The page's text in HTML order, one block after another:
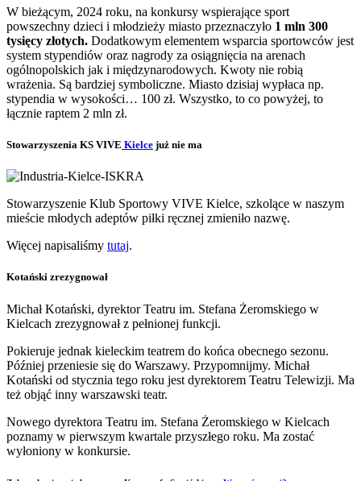
W bieżącym, 2024 roku, na konkursy wspierające sport
powszechny dzieci i młodzieży miasto przeznaczyło 1 mln 300
tysięcy złotych. Dodatkowym elementem wsparcia sportowców jest
system stypendiów oraz nagrody za osiągnięcia na arenach
ogólnopolskich jak i międzynarodowych. Kwoty nie robią
wrażenia. Są bardziej symboliczne. Miasto dzisiaj wypłaca np.
stypendia w wysokości… 100 zł. Wszystko, to co powyżej, to
łącznie raptem 2 mln zł.
Stowarzyszenia KS VIVE Kielce już nie ma
Stowarzyszenie Klub Sportowy VIVE Kielce, szkolące w naszym
mieście młodych adeptów piłki ręcznej zmieniło nazwę.
Więcej napisaliśmy tutaj.
Kotański zrezygnował
Michał Kotański, dyrektor Teatru im. Stefana Żeromskiego w
Kielcach zrezygnował z pełnionej funkcji.
Pokieruje jednak kieleckim teatrem do końca obecnego sezonu.
Później przeniesie się do Warszawy. Przypomnijmy. Michał
Kotański od stycznia tego roku jest dyrektorem Teatru Telewizji. Ma
też objąć inny warszawski teatr.
Nowego dyrektora Teatru im. Stefana Żeromskiego w Kielcach
poznamy w pierwszym kwartale przyszłego roku. Ma zostać
wyłoniony w konkursie.